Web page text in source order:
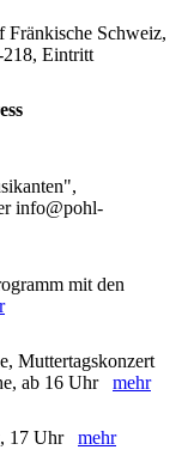
Fränkische Schweiz,
218, Eintritt
info@pohl-
mit den
Muttertagskonzert
ab 16 Uhr mehr
17 Uhr mehr